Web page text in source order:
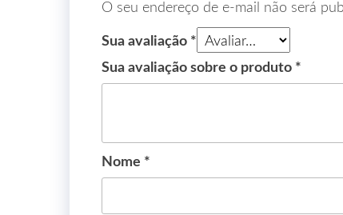
O seu endereço de e-mail não será
Sua avaliação *
Sua avaliação sobre o produto *
Nome *